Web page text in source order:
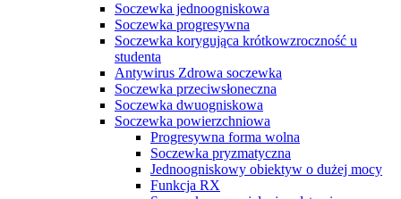
Soczewka jednoogniskowa
Soczewka progresywna
Soczewka korygująca krótkowzroczność u
studenta
Antywirus Zdrowa soczewka
Soczewka przeciwsłoneczna
Soczewka dwuogniskowa
Soczewka powierzchniowa
Progresywna forma wolna
Soczewka pryzmatyczna
Jednoogniskowy obiektyw o dużej mocy
Funkcja RX